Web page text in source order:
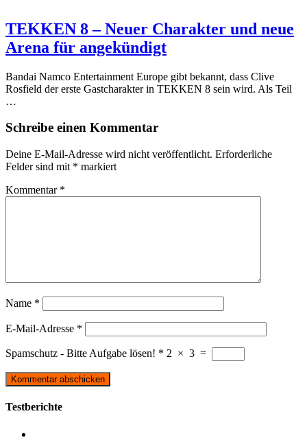
TEKKEN 8 – Neuer Charakter und neue
Arena für angekündigt
Bandai Namco Entertainment Europe gibt bekannt, dass Clive
Rosfield der erste Gastcharakter in TEKKEN 8 sein wird. Als Teil
…
Schreibe einen Kommentar
Deine E-Mail-Adresse wird nicht veröffentlicht. Erforderliche
Felder sind mit * markiert
Kommentar *
Name *
E-Mail-Adresse *
Spamschutz - Bitte Aufgabe lösen! * 2 × 3 =
Testberichte